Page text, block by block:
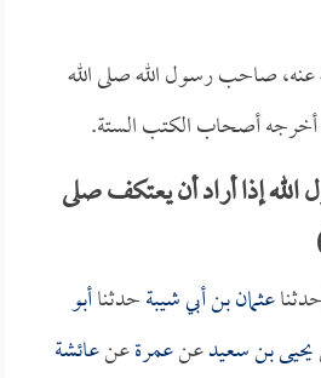
صاحب رسول الله صلى الله
أخرجه أصحاب الكتب الستة.
إذا أراد أن يعتكف صلى
عثمان بن أبي شيبةحدثناأبو
يحيى بن سعيدعنعمرةعنعائشة